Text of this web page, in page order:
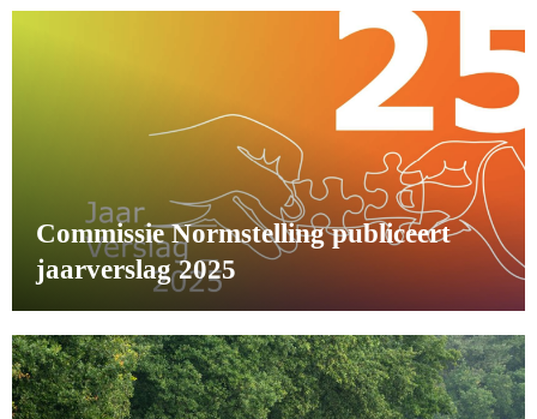
Commissie Normstelling publiceert
jaarverslag 2025